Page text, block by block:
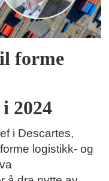
forme
2024
i Descartes,
logistikk- og